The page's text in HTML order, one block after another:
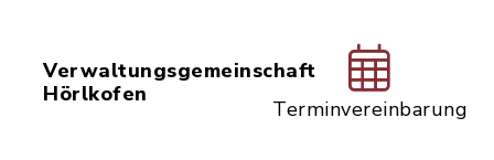
Verwaltungsgemeinschaft
Hörlkofen
Terminvereinbarung